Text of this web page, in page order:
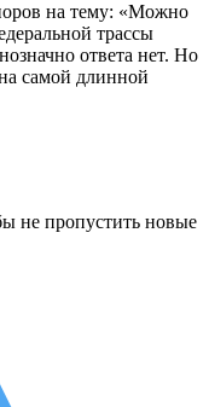
на тему: «Можно
трассы
ответа нет. Но
самой длинной
не пропустить новые